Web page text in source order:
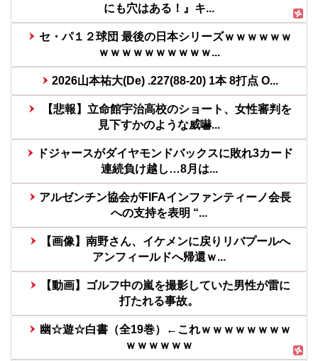
にも穴はある！』キ...
セ・パ１２球団 最後の日本シリーズｗｗｗｗｗｗ
ｗｗｗｗｗｗｗｗｗｗ...
2026山本祐大(De) .227(88-20) 1本 8打点 O...
【悲報】立命館宇治高校のショート、女性審判を
見下すかのような威嚇...
ドジャースがダイヤモンドバックスに敗れ3カード
連続負け越し…8月は...
アルゼンチン協会がFIFAインファンティーノ会長
への支持を表明 “...
【画像】南野さん、イケメンに戻りリバプールへ
アンフィールドへ帰還ｗ...
【動画】ゴルフ中の嵐を撮影していた男性が雷に
打たれる事故。
幽☆遊☆白書（全19巻）←これｗｗｗｗｗｗｗｗ
ｗｗｗｗｗｗ